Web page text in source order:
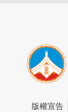
版權宣告